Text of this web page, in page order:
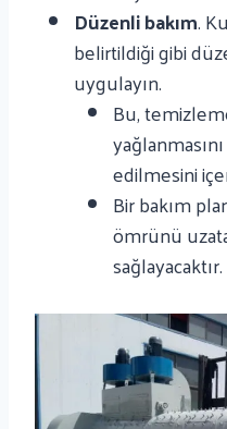
Düzenli bakım.
belirtildiği gibi
uygulayın.
Bu,
edilmesini
Bir bakım
ömrünü
sağlayacaktır.